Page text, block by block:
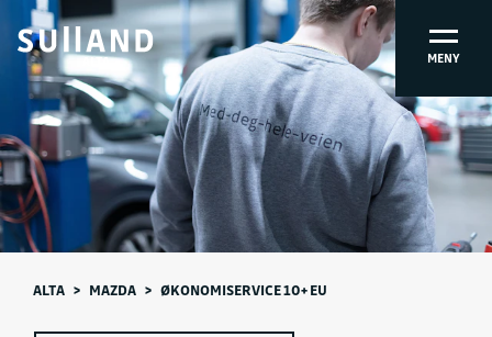
ALTA MENY
ALTA > MAZDA > ØKONOMISERVICE 10+ EU